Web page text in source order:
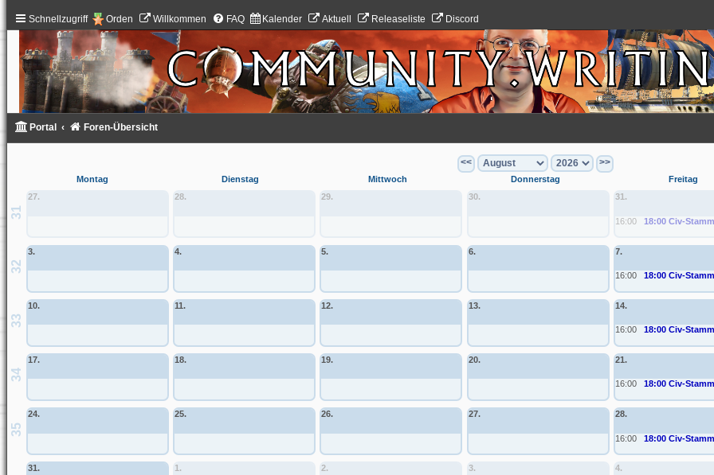
Schnellzugriff Orden Willkommen FAQ Kalender Aktuell Releaseliste Discord
Portal Foren-Übersicht
<< >>
Montag Dienstag Mittwoch Donnerstag Freitag
31
27. 28. 29. 30. 31.
16:00 18:00 Civ-
32
3. 4. 5. 6. 7.
16:00 18:00 Civ-
33
10. 11. 12. 13. 14.
16:00 18:00 Civ-
34
17. 18. 19. 20. 21.
16:00 18:00 Civ-
35
24. 25. 26. 27. 28.
16:00 18:00 Civ-
31. 1. 2. 3. 4.